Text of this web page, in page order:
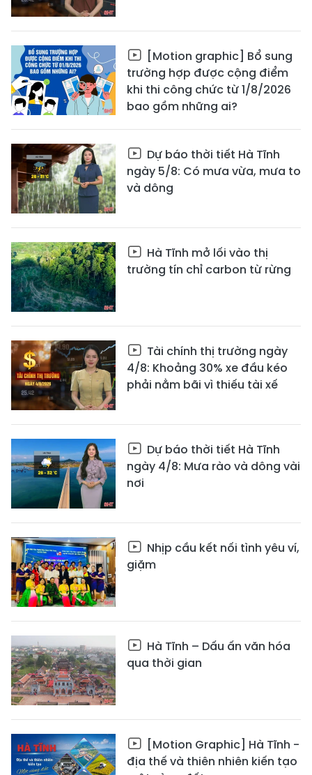
[Motion graphic] Bổ sung
trường hợp được cộng điểm
khi thi công chức từ 1/8/2026
bao gồm những ai?
Dự báo thời tiết Hà Tĩnh
ngày 5/8: Có mưa vừa, mưa to
và dông
Hà Tĩnh mở lối vào thị
trường tín chỉ carbon từ rừng
Tài chính thị trường ngày
4/8: Khoảng 30% xe đầu kéo
phải nằm bãi vì thiếu tài xế
Dự báo thời tiết Hà Tĩnh
ngày 4/8: Mưa rào và dông vài
nơi
Nhịp cầu kết nối tình yêu ví,
giặm
Hà Tĩnh – Dấu ấn văn hóa
qua thời gian
[Motion Graphic] Hà Tĩnh -
địa thế và thiên nhiên kiến tạo